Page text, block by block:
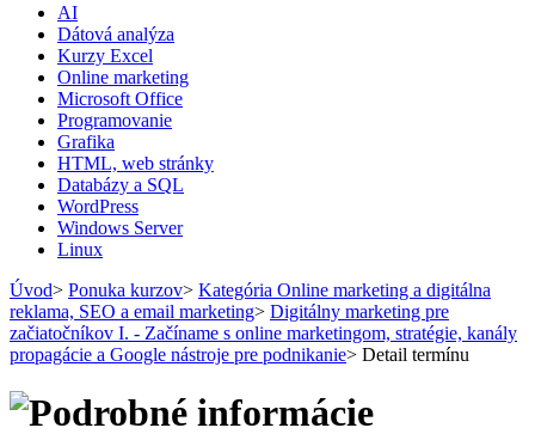
AI
Dátová analýza
Kurzy Excel
Online marketing
Microsoft Office
Programovanie
Grafika
HTML, web stránky
Databázy a SQL
WordPress
Windows Server
Linux
Úvod> Ponuka kurzov> Kategória Online marketing a digitálna
reklama, SEO a email marketing> Digitálny marketing pre
začiatočníkov I. - Začíname s online marketingom, stratégie, kanály
propagácie a Google nástroje pre podnikanie> Detail termínu